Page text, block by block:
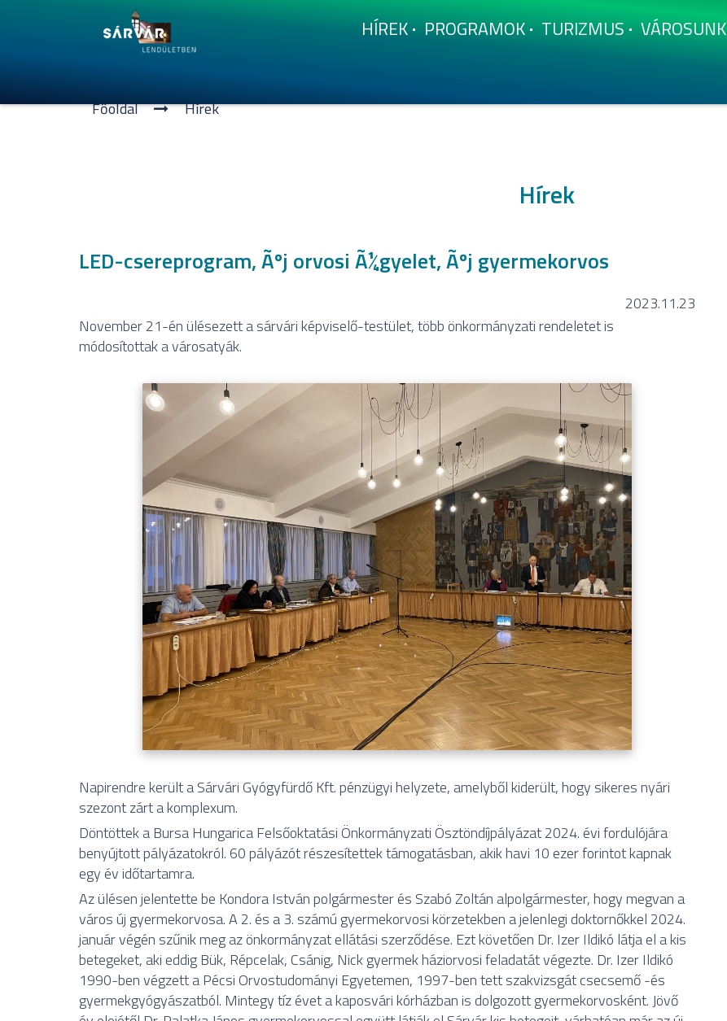
HÍ­REK PROGRAMOK TURIZMUS VÁROSUNK
Főoldal Hí­rek
Hírek
LED-csereprogram, Ãºj orvosi Ã¼gyelet, Ãºj gyermekorvos
2023.11.23
November 21-én ülésezett a sárvári képviselő-testület, több önkormányzati rendeletet is
módosítottak a városatyák.
Napirendre került a Sárvári Gyógyfürdő Kft. pénzügyi helyzete, amelyből kiderült, hogy sikeres nyári
szezont zárt a komplexum.
Döntöttek a Bursa Hungarica Felsőoktatási Önkormányzati Ösztöndíjpályázat 2024. évi fordulójára
benyújtott pályázatokról. 60 pályázót részesítettek támogatásban, akik havi 10 ezer forintot kapnak
egy év időtartamra.
Az ülésen jelentette be Kondora István polgármester és Szabó Zoltán alpolgármester, hogy megvan a
város új gyermekorvosa. A 2. és a 3. számú gyermekorvosi körzetekben a jelenlegi doktornőkkel 2024.
január végén szűnik meg az önkormányzat ellátási szerződése. Ezt követően Dr. Izer Ildikó látja el a kis
betegeket, aki eddig Bük, Répcelak, Csánig, Nick gyermek háziorvosi feladatát végezte. Dr. Izer Ildikó
1990-ben végzett a Pécsi Orvostudományi Egyetemen, 1997-ben tett szakvizsgát csecsemő -és
gyermekgyógyászatból. Mintegy tíz évet a kaposvári kórházban is dolgozott gyermekorvosként. Jövő